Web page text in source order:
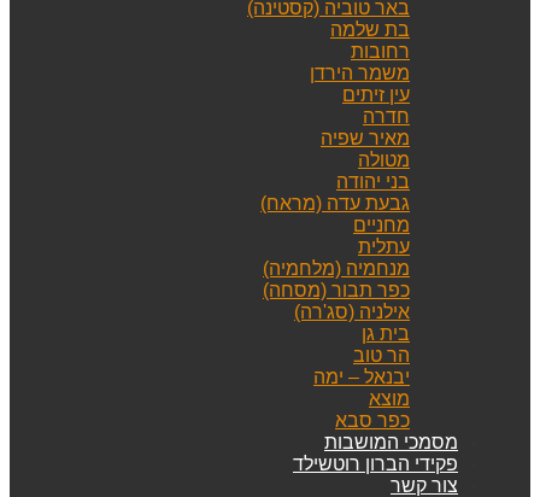
באר טוביה (קסטינה)
בת שלמה
רחובות
משמר הירדן
עין זיתים
חדרה
מאיר שפיה
מטולה
בני יהודה
גבעת עדה (מראח)
מחניים
עתלית
מנחמיה (מלחמיה)
כפר תבור (מסחה)
אילניה (סג'רה)
בית גן
הר טוב
יבנאל – ימה
מוצא
כפר סבא
מסמכי המושבות
פקידי הברון רוטשילד
צור קשר